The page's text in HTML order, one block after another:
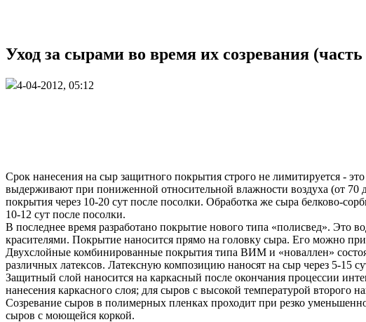
Уход за сырами во время их созревания (часть
4-04-2012, 05:12
Срок нанесения на сыр защитного покрытия строго не лимитируется -
выдерживают при пониженной относительной влажности воздуха (от
покрытия через 10-20 сут после посолки. Обработка же сыра белково-
10-12 сут после посолки.
В последнее время разработано покрытие нового типа «полисвед». Это
красителями. Покрытие наносится прямо на головку сыра. Его можно
Двухслойные комбинированные покрытия типа ВИМ и «новаллен»
различных латексов. Латексную композицию наносят на сыр через 5-15
Защитный слой наносится на каркасный после окончания процессии
нанесения каркасного слоя; для сыров с высокой температурой второго
Созревание сыров в полимерных пленках проходит при резко
сыров с моющейся коркой.